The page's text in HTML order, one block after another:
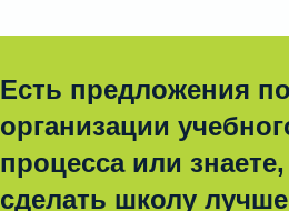
Есть предложения по
организации
процесса или знаете,
сделать школу